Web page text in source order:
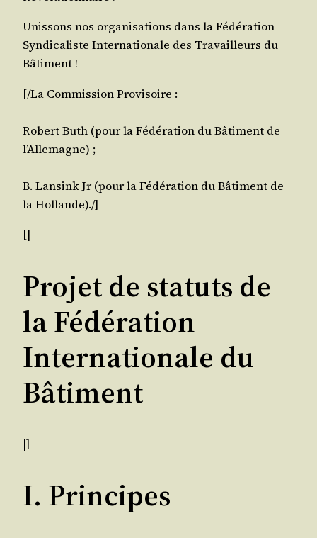
Unis­sons nos orga­ni­sa­tions dans la Fédé­ra­tion
Syn­di­ca­liste Inter­na­tio­nale des Tra­vailleurs du
Bâtiment !
[/​La Com­mis­sion Provisoire :
RobertButh (pour la Fédé­ra­tion du Bâti­ment de
l’Allemagne) ;
B. Lan­sinkJr (pour la Fédé­ra­tion du Bâti­ment de
la Hollande)./]
[|
Projet de statuts de
la Fédération
Internationale du
Bâtiment
|]
I. Principes